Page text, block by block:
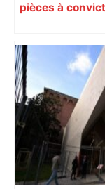
pièces à